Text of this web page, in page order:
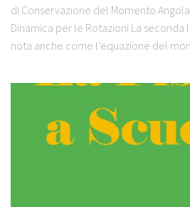
di Conservazione del Momento
Dinamica per le Rotazioni La seconda
nota anche come l’equazione del